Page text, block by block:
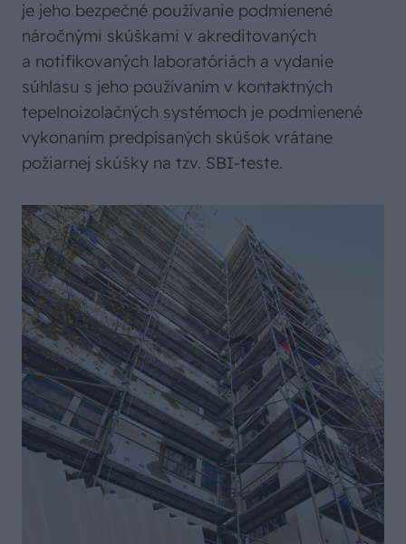
je jeho bezpečné používanie podmienené
náročnými skúškami v akreditovaných
a notifikovaných laboratóriách a vydanie
súhlasu s jeho používaním v kontaktných
tepelnoizolačných systémoch je podmienené
vykonaním predpísaných skúšok vrátane
požiarnej skúšky na tzv. SBI-teste.